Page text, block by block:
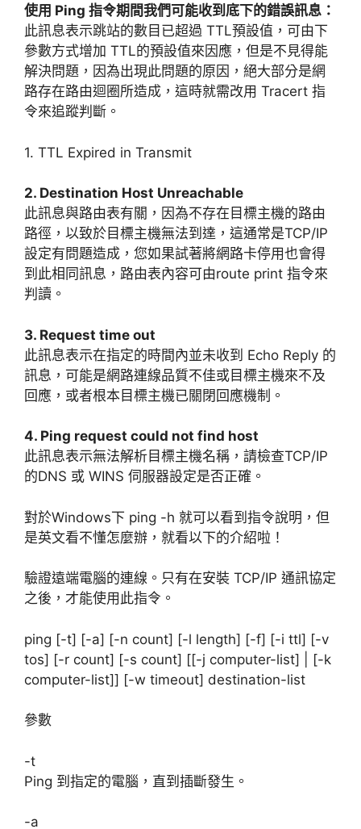
使用 Ping 指令期間我們可能收到底下的錯誤訊息：
此訊息表示跳站的數目已超過 TTL預設值，可由下
參數方式增加 TTL的預設值來因應，但是不見得能
解決問題，因為出現此問題的原因，絕大部分是網
路存在路由迴圈所造成，這時就需改用 Tracert 指
令來追蹤判斷。
1. TTL Expired in Transmit
2. Destination Host Unreachable
此訊息與路由表有關，因為不存在目標主機的路由
路徑，以致於目標主機無法到達，這通常是TCP/IP
設定有問題造成，您如果試著將網路卡停用也會得
到此相同訊息，路由表內容可由route print 指令來
判讀。
3. Request time out
此訊息表示在指定的時間內並未收到 Echo Reply 的
訊息，可能是網路連線品質不佳或目標主機來不及
回應，或者根本目標主機已關閉回應機制。
4. Ping request could not find host
此訊息表示無法解析目標主機名稱，請檢查TCP/IP
的DNS 或 WINS 伺服器設定是否正確。
對於Windows下 ping -h 就可以看到指令說明，但
是英文看不懂怎麼辦，就看以下的介紹啦！
驗證遠端電腦的連線。只有在安裝 TCP/IP 通訊協定
之後，才能使用此指令。
ping [-t] [-a] [-n count] [-l length] [-f] [-i ttl] [-v
tos] [-r count] [-s count] [[-j computer-list] | [-k
computer-list]] [-w timeout] destination-list
參數
-t
Ping 到指定的電腦，直到插斷發生。
-a